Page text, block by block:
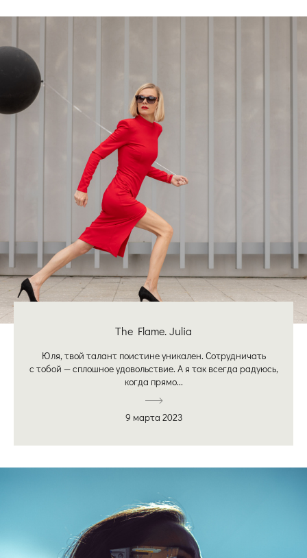
The Flame. Julia
Юля, твой талант поистине уникален. Сотрудничать
с тобой — сплошное удовольствие. А я так всегда радуюсь,
когда прямо...
9 марта 2023